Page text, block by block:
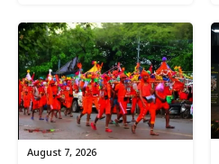
August 7, 2026